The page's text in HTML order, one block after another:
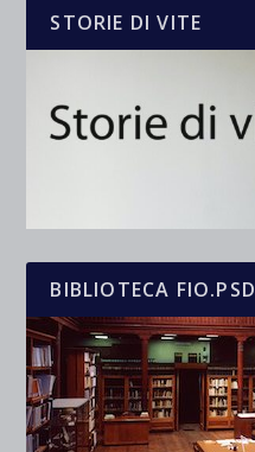
STORIE DI VITE
BIBLIOTECA FIO.PSD